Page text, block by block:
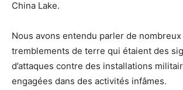
China Lake.
Nous avons entendu parler de
tremblements de terre qui étaient des
d’attaques contre des installations
engagées dans des activités infâmes.